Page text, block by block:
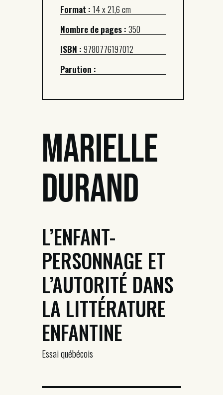
Format :14 x 21,6 cm
Nombre de pages :350
ISBN :9780776197012
Parution :
Marielle
Durand
L’ENFANT-
PERSONNAGE ET
L’AUTORITÉ DANS
LA LITTÉRATURE
ENFANTINE
Essai québécois